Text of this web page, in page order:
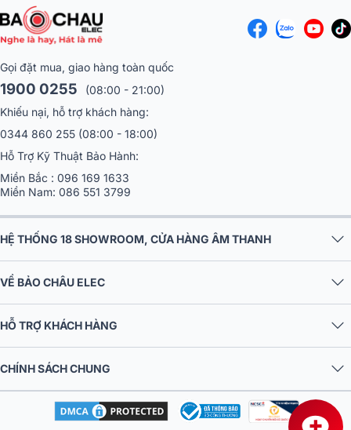
Gọi đặt mua, giao hàng toàn quốc
1900 0255
(08:00 - 21:00)
Khiếu nại, hỗ trợ khách hàng:
0344 860 255 (08:00 - 18:00)
Hỗ Trợ Kỹ Thuật Bảo Hành:
Miền Bắc : 096 169 1633
Miền Nam: 086 551 3799
HỆ THỐNG 18 SHOWROOM, CỬA HÀNG ÂM THANH
VỀ BẢO CHÂU ELEC
HỖ TRỢ KHÁCH HÀNG
CHÍNH SÁCH CHUNG